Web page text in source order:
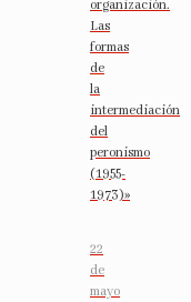
organización.
Las
formas
de
la
intermediación
del
peronismo
(1955-
1973)»
22
de
mayo